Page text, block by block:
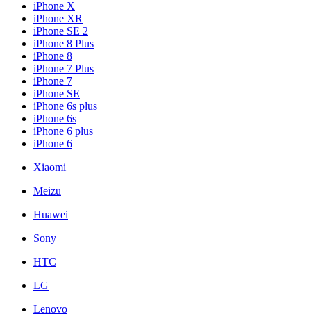
iPhone X
iPhone XR
iPhone SE 2
iPhone 8 Plus
iPhone 8
iPhone 7 Plus
iPhone 7
iPhone SE
iPhone 6s plus
iPhone 6s
iPhone 6 plus
iPhone 6
Xiaomi
Meizu
Huawei
Sony
HTC
LG
Lenovo